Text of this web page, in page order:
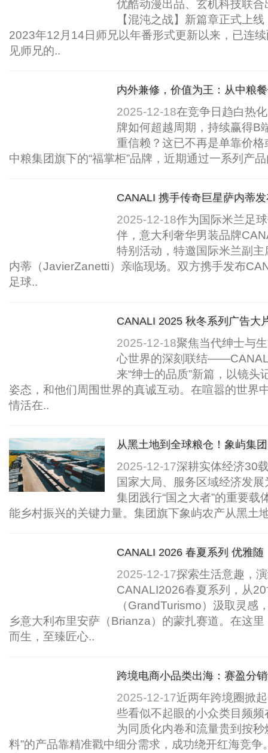
优酷动漫出品、玄机科技联
【混沌之战】新篇章正式上
2023年12月14日师兄以年番形式更新以来，已连
见师兄的..
内外兼修，价值为王：从中粮
餐饮供应链的品牌升....
2025-12-18在竞争日趋白热
牌如何超越周期，持续赢得B
重信赖？这已不再是单靠价
中粮集团旗下的“福掌柜”品牌，近期通过一系列产
CANALI 携手传奇巨星萨内蒂
俱乐部限定服装系列..
2025-12-18作为国际米兰足
伴，意大利奢华男装品牌
特别活动，特邀国际米兰副
内蒂（JavierZanetti）亲临现场。双方携手发布
足球..
CANALI 2025 秋冬系列广告大
2025-12-18聚焦当代绅士与
心世界的深刻联结
来“绅士的品质”新篇，以镜
姿态，和他们周围世界的真诚互动。在喧嚣的世界
情活在..
从黑土地到全球粮仓！象屿集
2025-12-17深耕实体经济30
国家大局、服务区域经济发
集团践行“国之大者”的重要载
能乡村振兴的关键力量。集团旗下象屿农产从黑土
CANALI 2026 春夏系列 优雅随
2025-12-17探索生活意趣，
CANALI2026春夏系列，从
（GrandTurismo）汲取灵感
乡意大利布里安萨（Brianza）的蒙扎赛道。在这
而生，至臻匠心..
跨境电商小品类出海：赛盈分
2025-12-17近两年跨境圈掀
些看似不起眼的小众类目频
为同质化内卷和流量贵到按
料”的产品靠精准戳中细分需求，成功绕开红海竞争